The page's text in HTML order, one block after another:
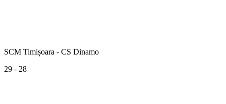
SCM Timișoara - CS Dinamo
29 - 28